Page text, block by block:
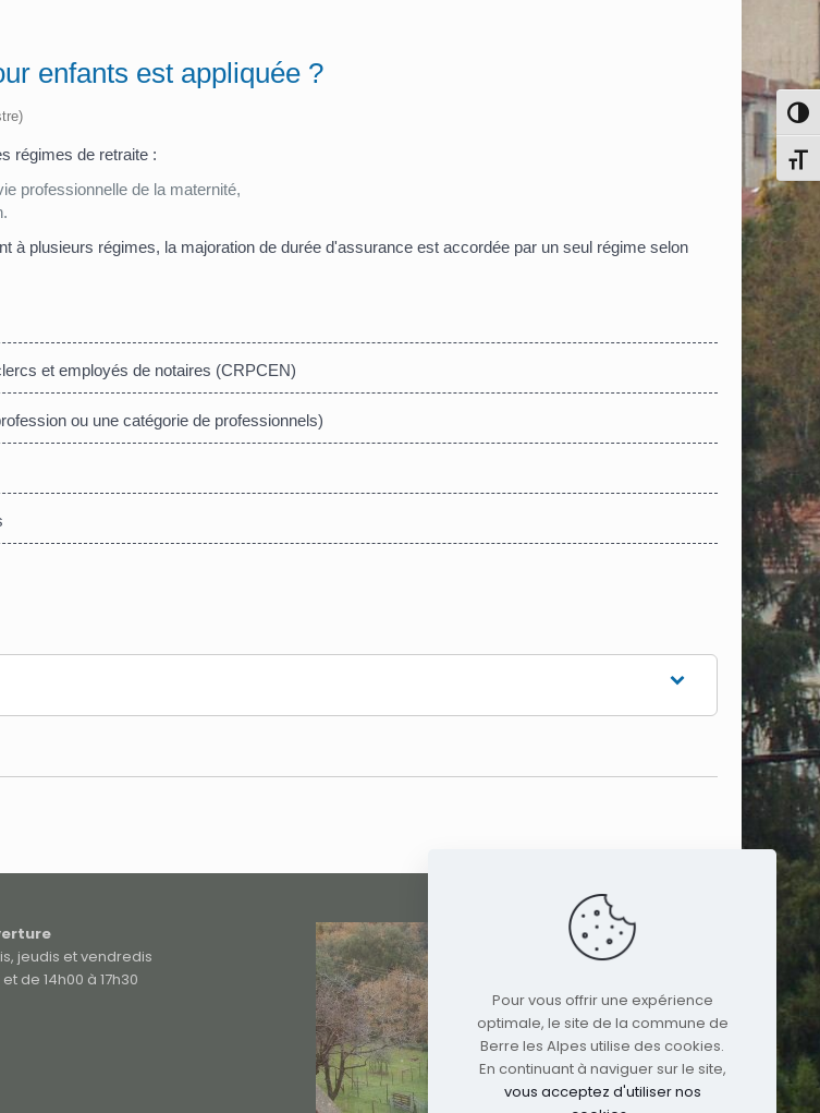
enfants est appliquée ?
régimes de retraite :
professionnelle de la maternité,
plusieurs régimes, la majoration de durée d'assurance est accordée par un seul régime selon
et employés de notaires (CRPCEN)
ou une catégorie de professionnels)
jeudis et vendredis
de 14h00 à 17h30
Pour vous offrir une expérience
optimale, le site de la commune de
Berre les Alpes utilise des cookies.
En continuant à naviguer sur le site,
vous acceptez d'utiliser nos